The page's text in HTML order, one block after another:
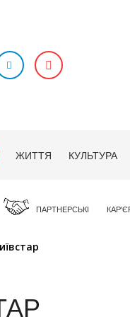
ЖИТТЯ КУЛЬТУРА
ПАРТНЕРСЬКІ